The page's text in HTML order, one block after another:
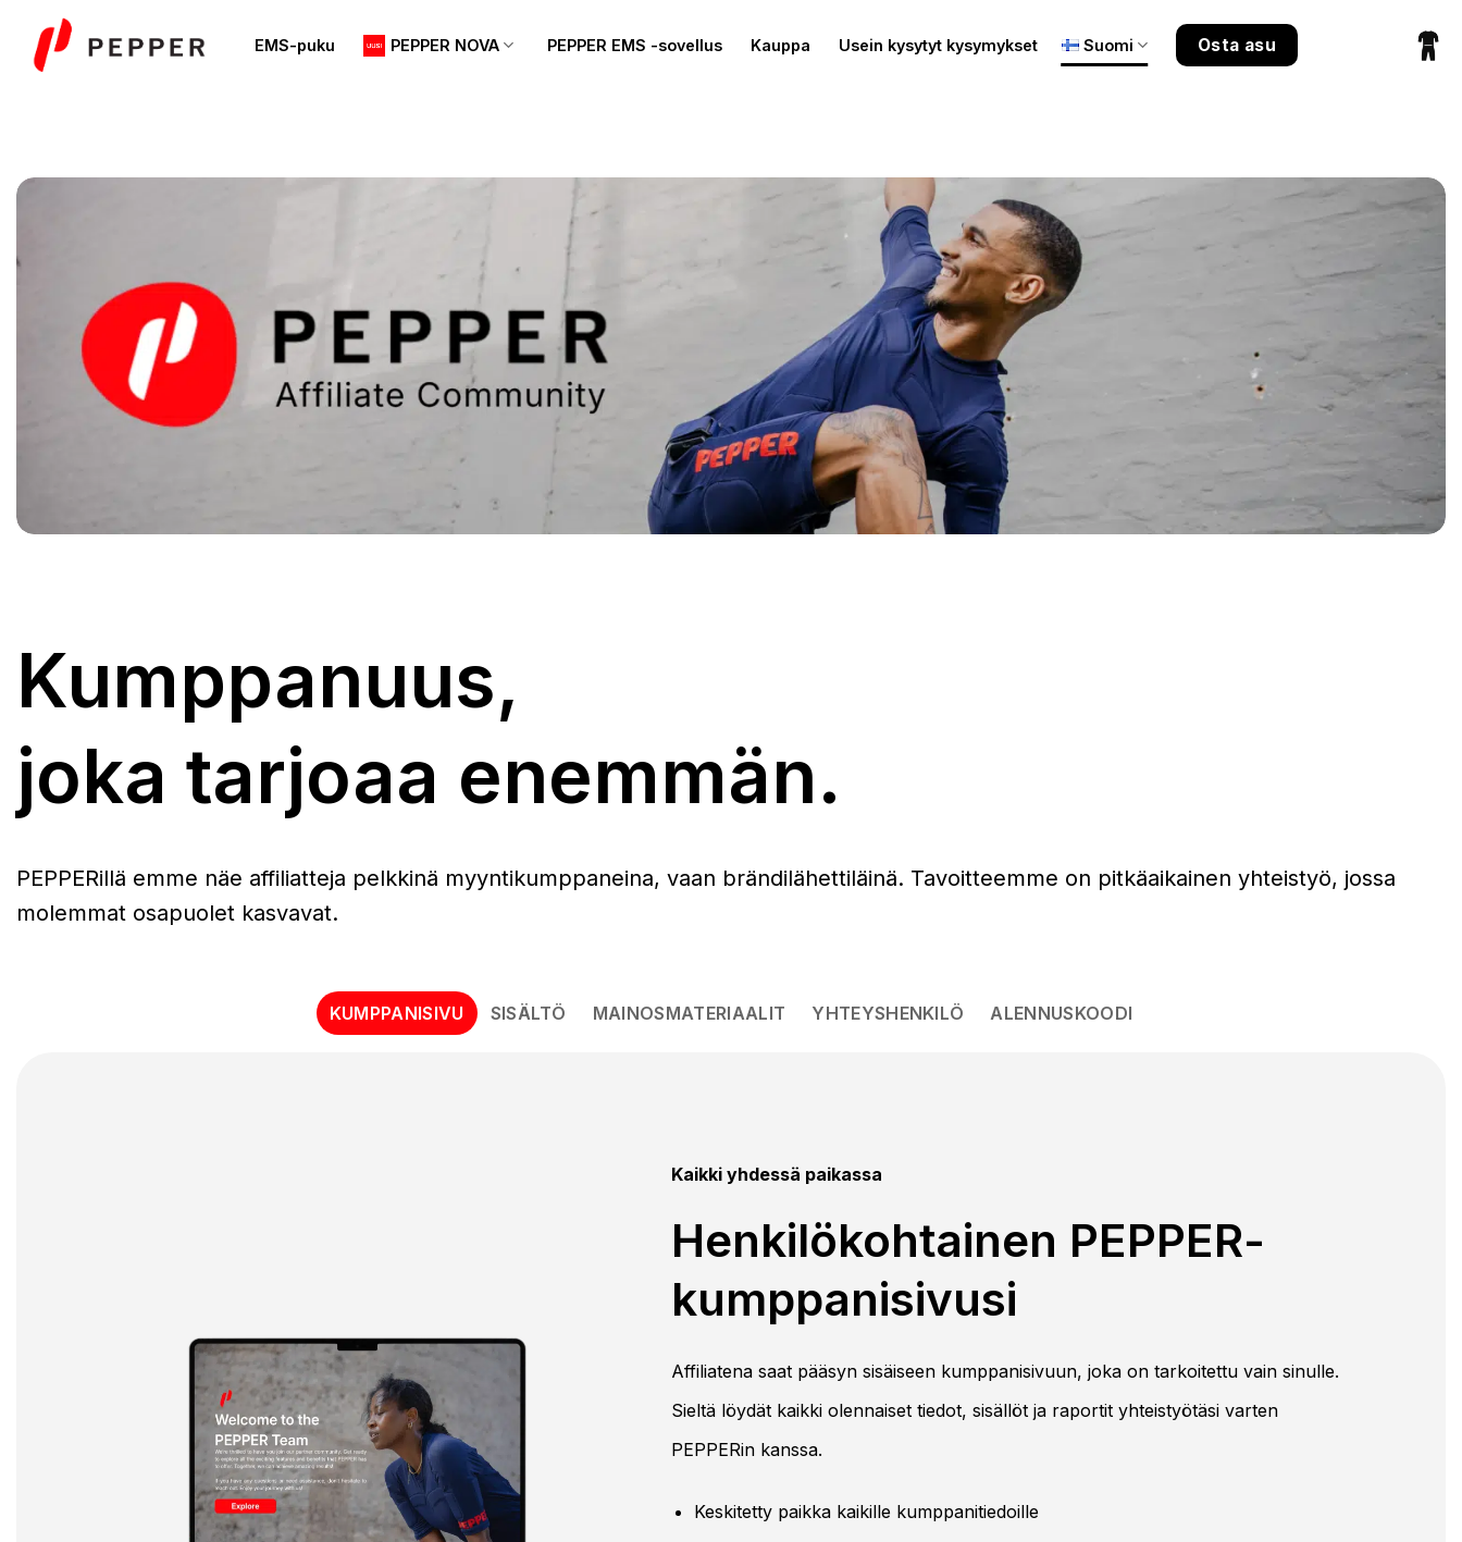
content
EMS-puku PEPPER NOVA PEPPER EMS -sovellus Kauppa Usein kysytyt kysymykset Suomi Osta asu
Kumppanuus,
joka tarjoaa enemmän.
PEPPERillä emme näe affiliatteja pelkkinä myyntikumppaneina, vaan brändilähettiläinä. Tavoitteemme on pitkäaikainen yhteistyö, jossa
molemmat osapuolet kasvavat.
KUMPPANISIVU SISÄLTÖ MAINOSMATERIAALIT YHTEYSHENKILÖ ALENNUSKOODI
Kaikki yhdessä paikassa
Henkilökohtainen PEPPER-
kumppanisivusi
Affiliatena saat pääsyn sisäiseen kumppanisivuun, joka on tarkoitettu vain sinulle.
Sieltä löydät kaikki olennaiset tiedot, sisällöt ja raportit yhteistyötäsi varten
PEPPERin kanssa.
Keskitetty paikka kaikille kumppanitiedoille